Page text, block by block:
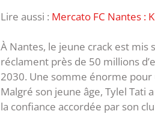
Lire aussi : Mercato FC Nantes :
À Nantes, le jeune crack est mis
réclament près de 50 millions
2030. Une somme énorme
Malgré son jeune âge, Tylel Tati
la confiance accordée par son